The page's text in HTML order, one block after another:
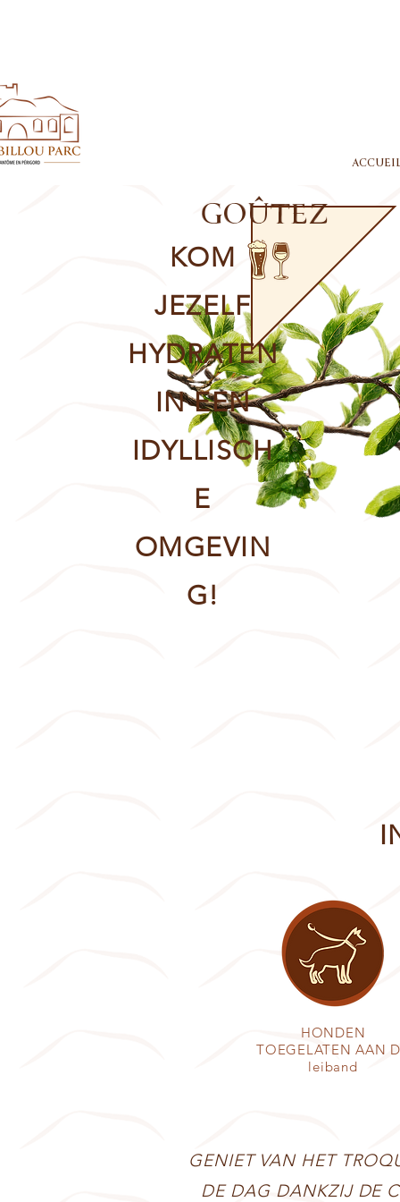
KOM
JEZELF
HYDRATEN
IN EEN
IDYLLISCH
E
OMGEVIN
G!
GOÛTEZ
HONDEN
TOEGELATEN AAN
leiband
GENIET VAN HET
DE DAG DANKZIJ DE